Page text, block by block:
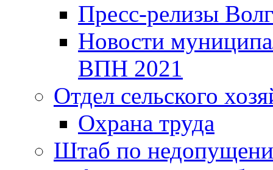
Пресс-релизы
Новости
ВПН 2021
Отдел сельского
Охрана труда
Штаб по